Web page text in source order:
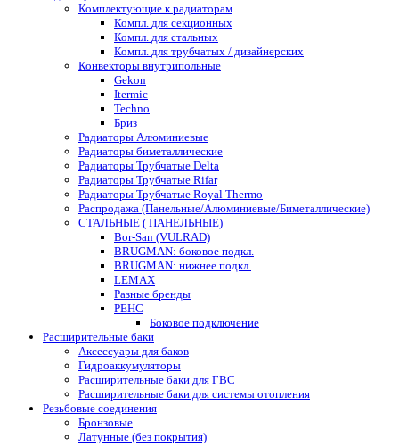
Комплектующие к радиаторам
Компл. для секционных
Компл. для стальных
Компл. для трубчатых / дизайнерских
Конвекторы внутрипольные
Gekon
Itermic
Techno
Бриз
Радиаторы Алюминиевые
Радиаторы биметаллические
Радиаторы Трубчатые Delta
Радиаторы Трубчатые Rifar
Радиаторы Трубчатые Royal Thermo
Распродажа (Панельные/Алюминиевые/Биметаллические)
СТАЛЬНЫЕ ( ПАНЕЛЬНЫЕ)
Bor-San (VULRAD)
BRUGMAN: боковое подкл.
BRUGMAN: нижнее подкл.
LEMAX
Разные бренды
РЕНС
Боковое подключение
Расширительные баки
Аксессуары для баков
Гидроаккумуляторы
Расширительные баки для ГВС
Расширительные баки для системы отопления
Резьбовые соединения
Бронзовые
Латунные (без покрытия)